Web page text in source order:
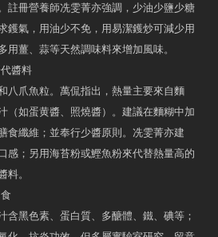
註冊營養師冼雯菁亦強調，少油少鹽少糖
鑊氣，用油少不免，用易潔鑊炒可減少用
用薑、蒜等天然調味料來增加風味。
醬料
八爪魚粒。萬侃指出，熱量主要來自麵
（如蛋黄醬、照燒醬）。建議在麵糊中加
食纖維；並奉行少醬原則。冼雯菁亦建
感；另用海苔粉或鰹魚粉來代替熱量高的
料。
含黑色素、蛋白質、多醣體、鐵、碘等；